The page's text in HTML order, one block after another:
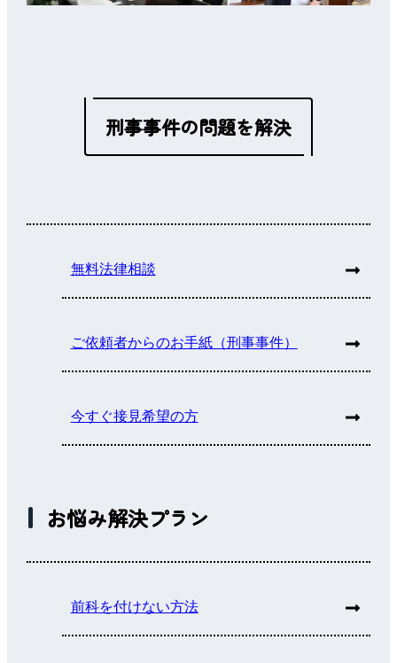
刑事事件の問題を解決
無料法律相談
ご依頼者からのお手紙（刑事事件）
今すぐ接見希望の方
お悩み解決プラン
前科を付けない方法